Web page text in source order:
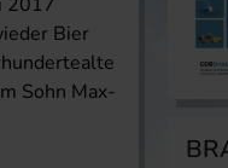
Bier
Sohn Max-